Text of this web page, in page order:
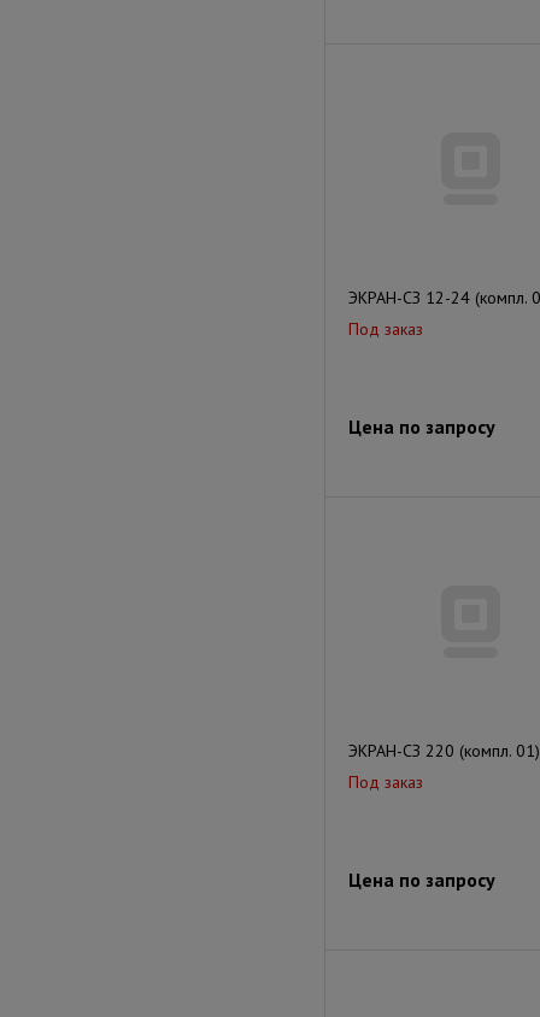
ЭКРАН-СЗ 12-24 (компл.
Под заказ
Цена по запросу
ЭКРАН-СЗ 220 (компл. 01)
Под заказ
Цена по запросу